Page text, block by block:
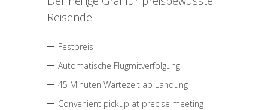
Reisende
Festpreis
Automatische Flugmitverfolgung
45 Minuten Wartezeit ab Landung
Convenient pickup at precise meeting